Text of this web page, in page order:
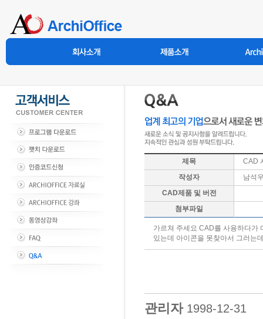
제목
CAD
작성자
남석
CAD제품 및 버전
첨부파일
가르쳐 주세요 CAD를 사용하다가
있는데 아이콘을 못찾아서 그러는
관리자 1998-12-31